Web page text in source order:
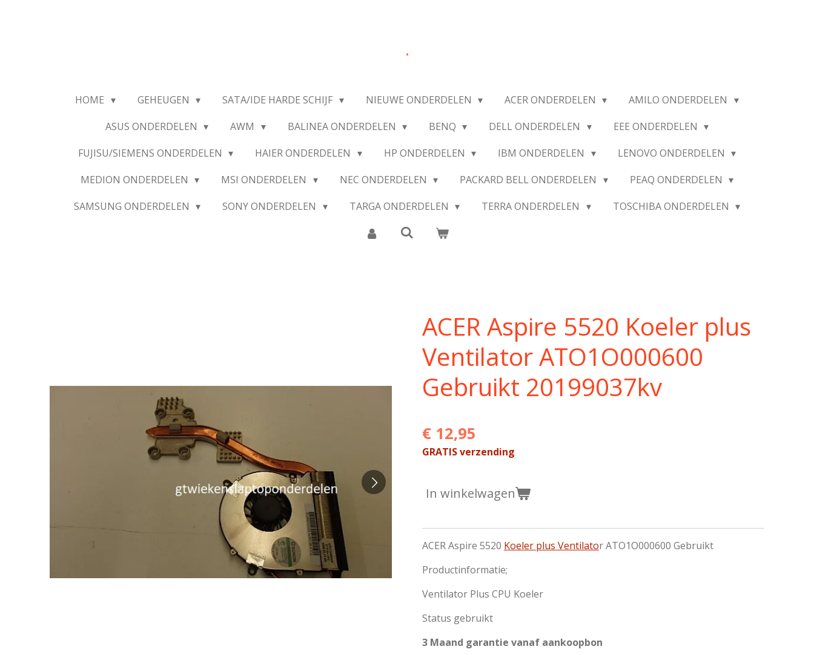
.
HOME GEHEUGEN SATA/IDE HARDE SCHIJF NIEUWE ONDERDELEN ACER ONDERDELEN
AMILO ONDERDELEN
ASUS ONDERDELEN
AWM BALINEA ONDERDELEN BENQ DELL ONDERDELEN
EEE ONDERDELEN
FUJISU/SIEMENS ONDERDELEN
HAIER ONDERDELEN HP ONDERDELEN IBM ONDERDELEN
LENOVO ONDERDELEN
MEDION ONDERDELEN
MSI ONDERDELEN NEC ONDERDELEN PACKARD BELL ONDERDELEN
PEAQ ONDERDELEN
SAMSUNG ONDERDELEN
SONY ONDERDELEN TARGA ONDERDELEN TERRA ONDERDELEN TOSCHIBA ONDERDELEN
ACER Aspire 5520 Koeler plus
Ventilator ATO1O000600
Gebruikt 20199037kv
€ 12,95
GRATIS verzending
In winkelwagen
ACER Aspire 5520 Koeler plus Ventilator ATO1O000600 Gebruikt
Productinformatie;
Ventilator Plus CPU Koeler
Status gebruikt
3 Maand garantie vanaf aankoopbon